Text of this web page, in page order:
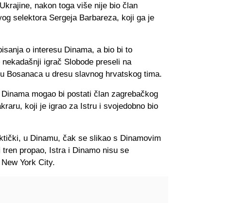
nakon toga više nije bio član
selektora Sergeja Barbareza, koji ga je
o interesu Dinama, a bio bi to
igrač Slobode preseli na
Bosanaca u dresu slavnog hrvatskog tima.
mogao bi postati član zagrebačkog
koji je igrao za Istru i svojedobno bio
u Dinamu, čak se slikao s Dinamovim
propao, Istra i Dinamo nisu se
York City.